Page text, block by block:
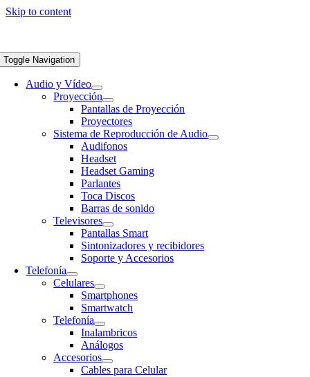
Skip to content
Toggle Navigation
Audio y Vídeo
Proyección
Pantallas de Proyección
Proyectores
Sistema de Reproducción de Audio
Audifonos
Headset
Headset Gaming
Parlantes
Toca Discos
Barras de sonido
Televisores
Pantallas Smart
Sintonizadores y recibidores
Soporte y Accesorios
Telefonía
Celulares
Smartphones
Smartwatch
Telefonía
Inalambricos
Análogos
Accesorios
Cables para Celular